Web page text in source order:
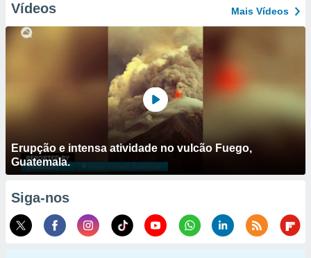
Vídeos Mais Vídeos
Erupção e intensa atividade no vulcão Fuego,
Guatemala.
Siga-nos